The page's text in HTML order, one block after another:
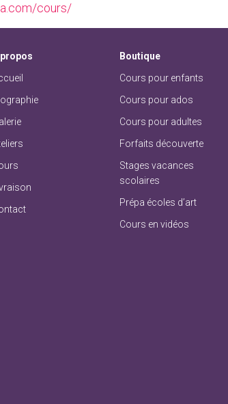
cours/
propos
Boutique
Cours pour enfants
Cours pour ados
Cours pour adultes
Forfaits découverte
Stages vacances
scolaires
Prépa écoles d’art
Cours en vidéos